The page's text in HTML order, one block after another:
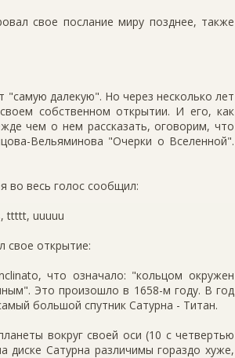
свое послание миру позднее, также
далекую". Но через несколько лет
собственном открытии. И его, как
чем о нем рассказать, оговорим, что
Вельяминова "Очерки о Вселенной".
во весь голос сообщил:
ttttt, uuuuu
свое открытие:
что означало: "кольцом окружен
Это произошло в 1658-м году. В год
большой спутник Сатурна - Титан.
вокруг своей оси (10 с четвертью
диске Сатурна различимы гораздо хуже,